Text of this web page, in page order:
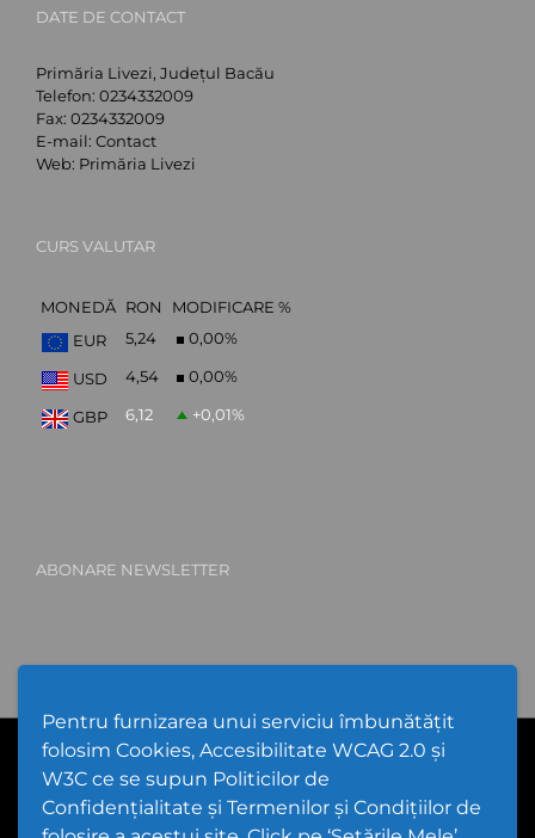
Pentru furnizarea unui serviciu îmbunătățit
folosim Cookies, Accesibilitate WCAG 2.0 și
W3C ce se supun Politicilor de
Confidențialitate și Termenilor și Condițiilor de
DATE DE CONTACT
Primăria Livezi, Județul Bacău
Telefon: 0234332009
Fax: 0234332009
E-mail: Contact
Web: Primăria Livezi
CURS VALUTAR
MONEDĂ RON
MODIFICARE %
EUR
5,24 0,00%
USD 4,54 0,00%
GBP 6,12 +0,01%
ABONARE NEWSLETTER
PPW @2026 |Hartă Website|Setări Cookies și Accesibilitate
Politică de utilizare Cookies|Politică de confidențialitate website
Termeni și condiții de utilizare a site-ului